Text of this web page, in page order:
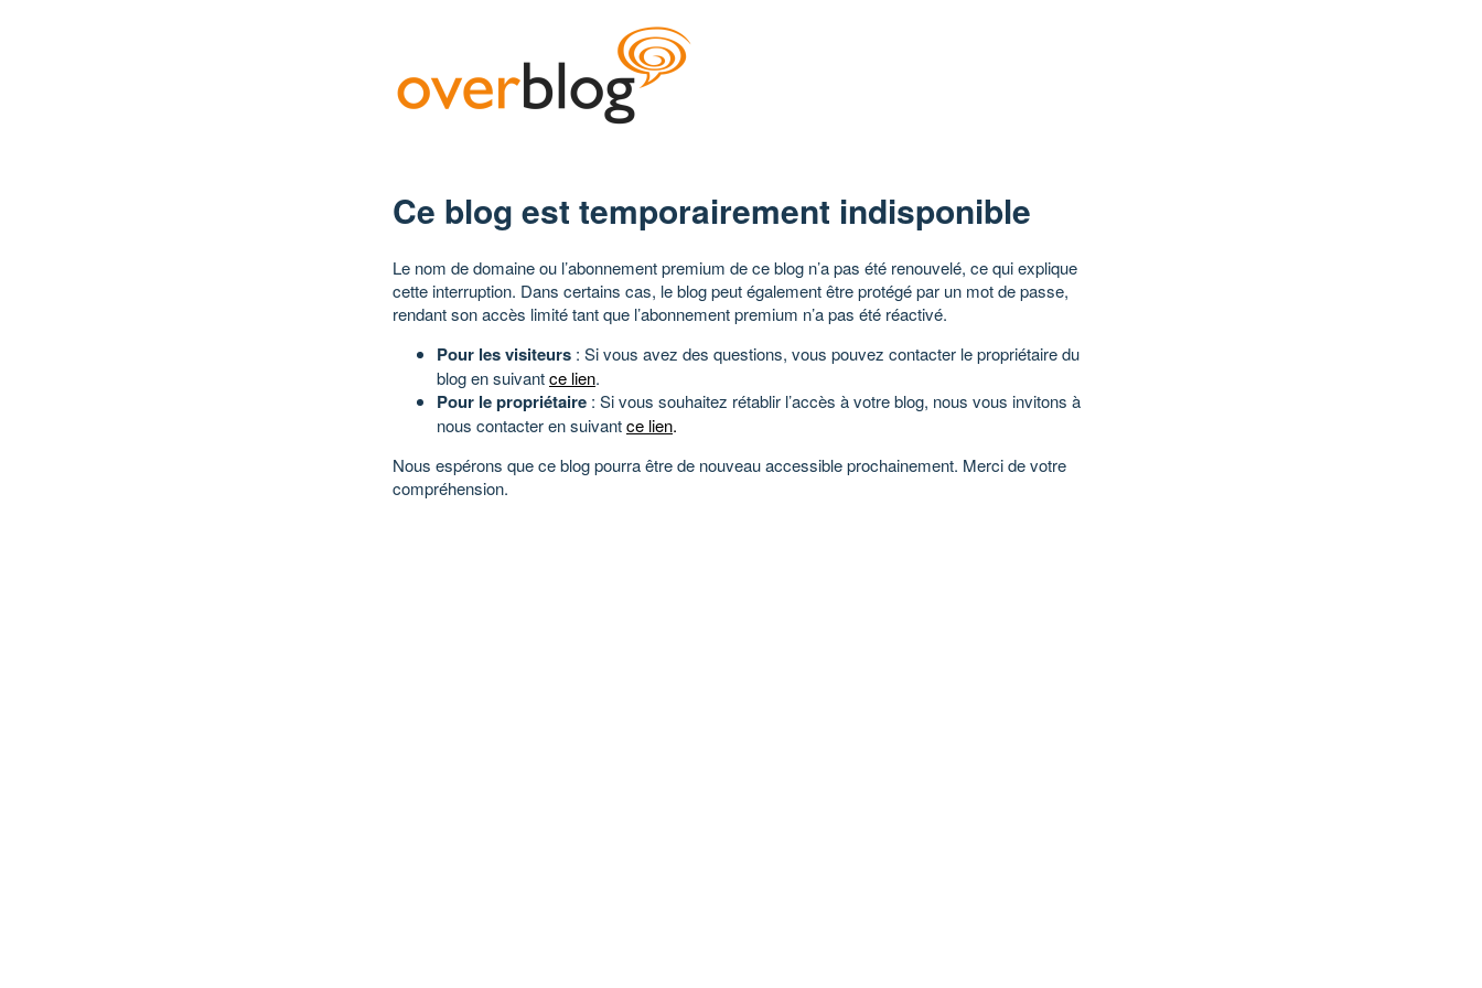
Ce blog est temporairement indisponible
Le nom de domaine ou l’abonnement premium de ce blog n’a pas été renouvelé, ce qui explique
cette interruption. Dans certains cas, le blog peut également être protégé par un mot de passe,
rendant son accès limité tant que l’abonnement premium n’a pas été réactivé.
Pour les visiteurs : Si vous avez des questions, vous pouvez contacter le propriétaire du
blog en suivantce lien.
Pour le propriétaire : Si vous souhaitez rétablir l’accès à votre blog, nous vous invitons à
nous contacter en suivantce lien.
Nous espérons que ce blog pourra être de nouveau accessible prochainement. Merci de votre
compréhension.